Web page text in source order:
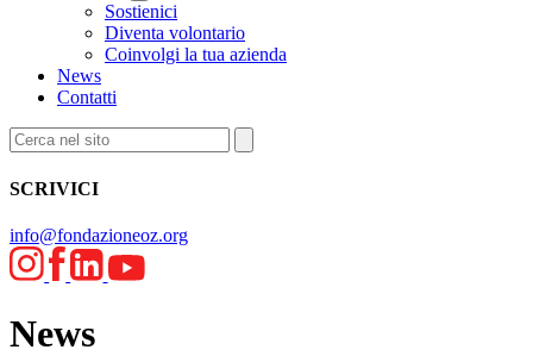
Sostienici
Diventa volontario
Coinvolgi la tua azienda
News
Contatti
SCRIVICI
info@fondazioneoz.org
News